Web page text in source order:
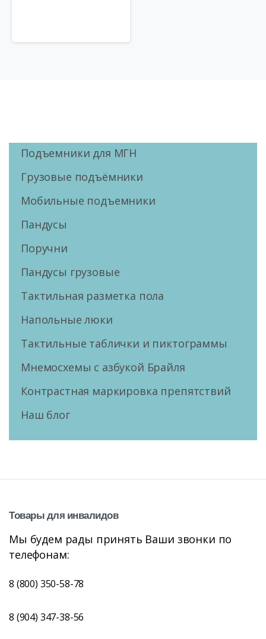
Подъемники для МГН
Грузовые подъёмники
Мобильные подъемники
Пандусы
Поручни
Пандусы грузовые
Тактильная разметка пола
Напольные люки
Тактильные таблички и пиктограммы
Мнемосхемы с азбукой Брайля
Контрастная маркировка препятствий
Наш блог
Товарыдля инвалидов
Мы будем рады принять Ваши звонки по
телефонам:
8 (800) 350-58-78
8 (904) 347-38-56